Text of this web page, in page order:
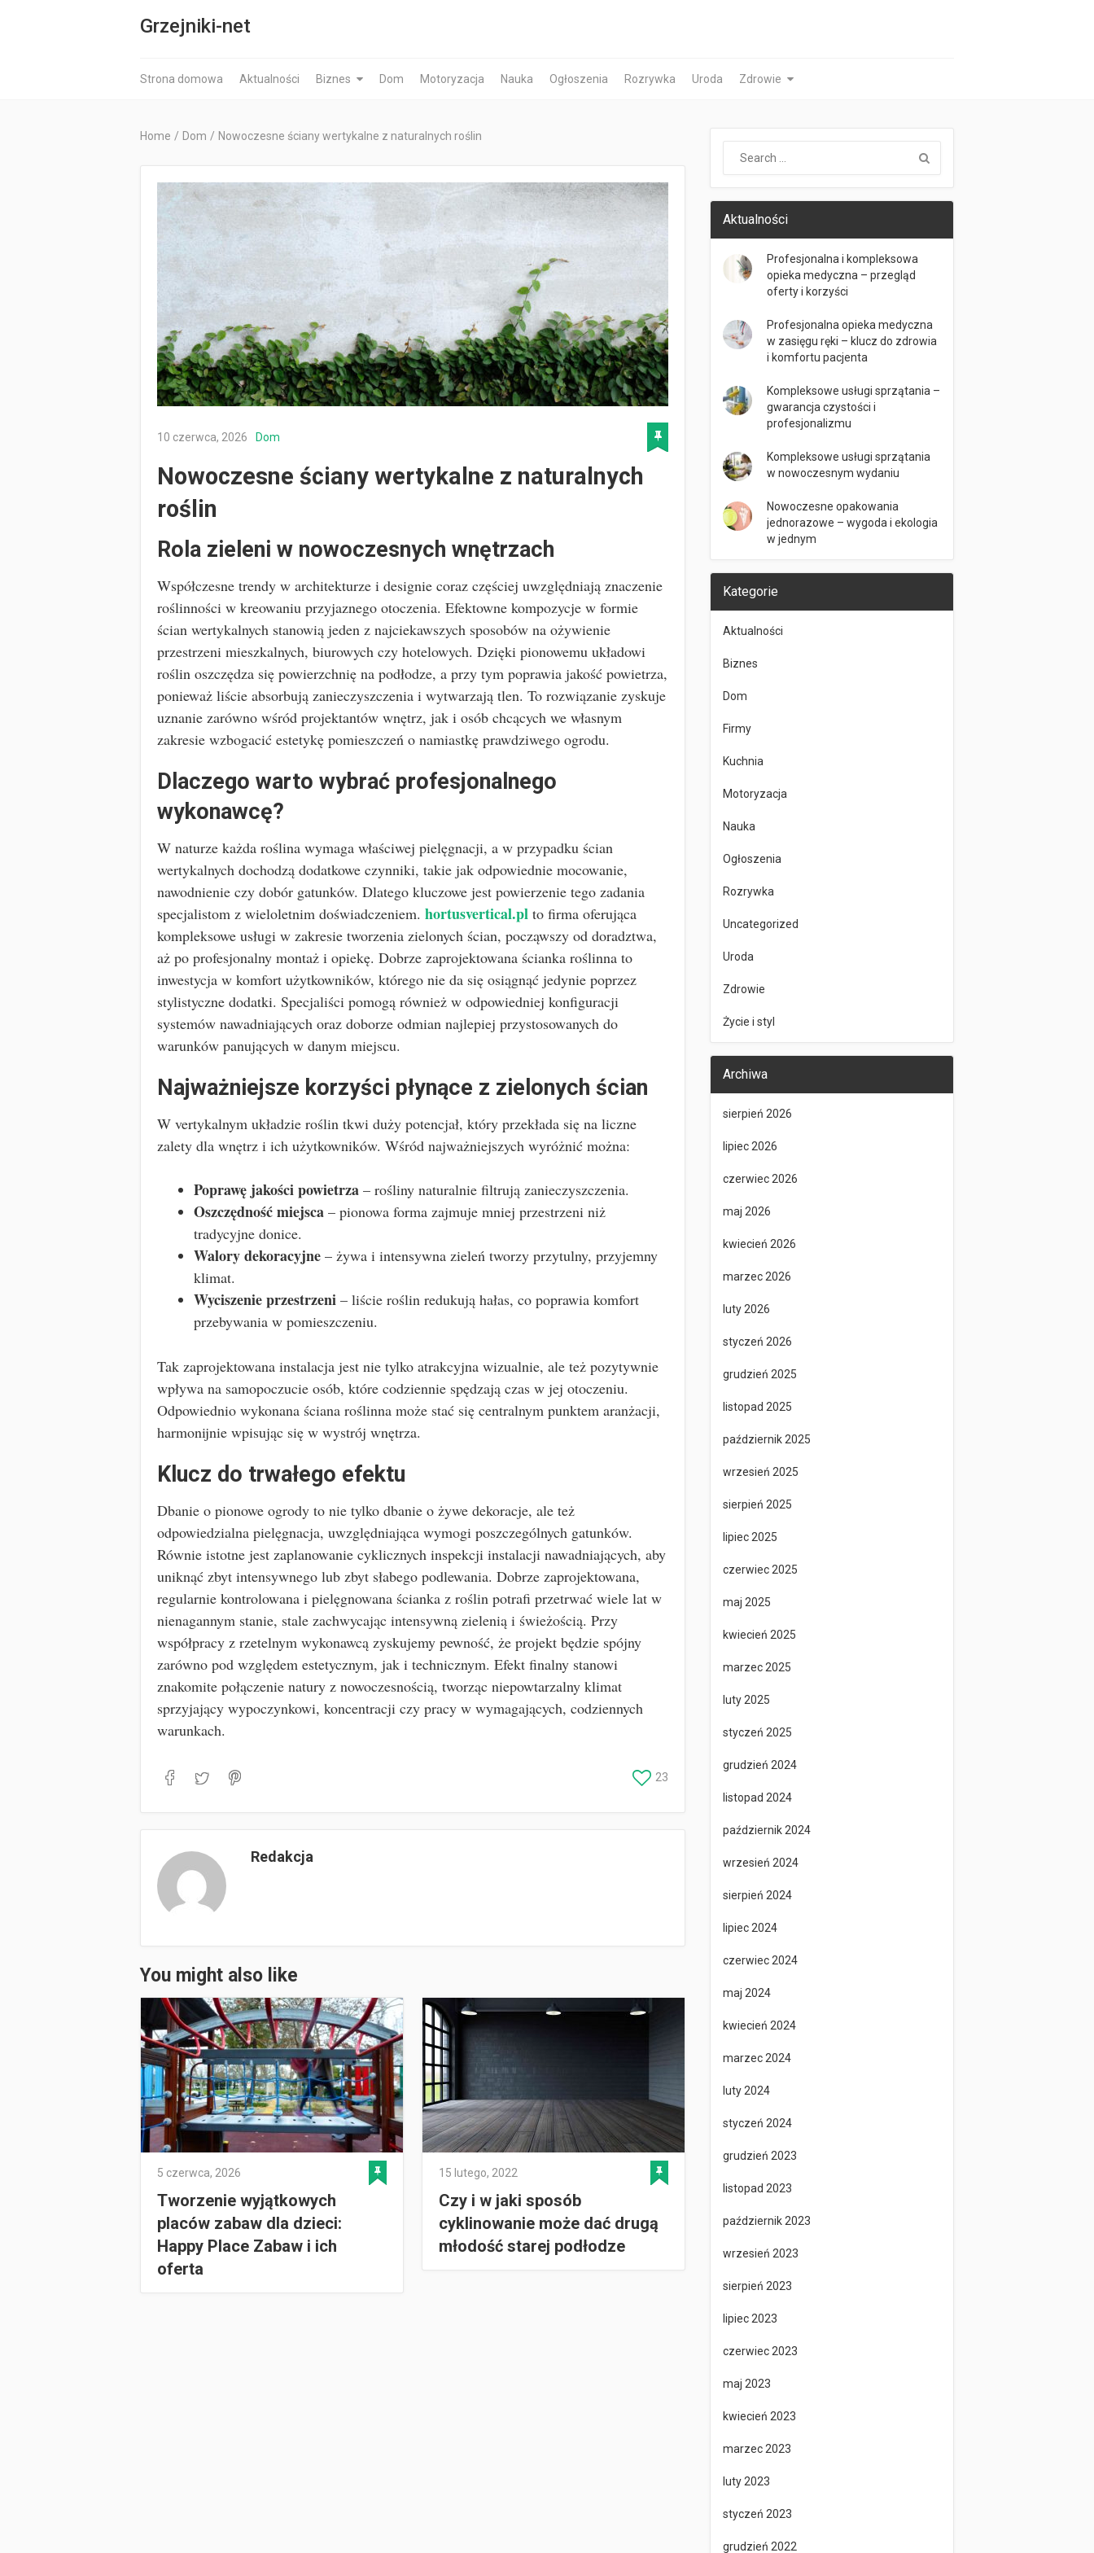
Grzejniki-net
Strona domowa Aktualności Biznes Dom Motoryzacja Nauka Ogłoszenia Rozrywka Uroda Zdrowie
Home / Dom / Nowoczesne ściany wertykalne z naturalnych roślin
10 czerwca, 2026 Dom
Nowoczesne ściany wertykalne z naturalnych
roślin
Rola zieleni w nowoczesnych wnętrzach
Współczesne trendy w architekturze i designie coraz częściej uwzględniają znaczenie
roślinności w kreowaniu przyjaznego otoczenia. Efektowne kompozycje w formie
ścian wertykalnych stanowią jeden z najciekawszych sposobów na ożywienie
przestrzeni mieszkalnych, biurowych czy hotelowych. Dzięki pionowemu układowi
roślin oszczędza się powierzchnię na podłodze, a przy tym poprawia jakość powietrza,
ponieważ liście absorbują zanieczyszczenia i wytwarzają tlen. To rozwiązanie zyskuje
uznanie zarówno wśród projektantów wnętrz, jak i osób chcących we własnym
zakresie wzbogacić estetykę pomieszczeń o namiastkę prawdziwego ogrodu.
Dlaczego warto wybrać profesjonalnego
wykonawcę?
W naturze każda roślina wymaga właściwej pielęgnacji, a w przypadku ścian
wertykalnych dochodzą dodatkowe czynniki, takie jak odpowiednie mocowanie,
nawodnienie czy dobór gatunków. Dlatego kluczowe jest powierzenie tego zadania
specjalistom z wieloletnim doświadczeniem. hortusvertical.pl to firma oferująca
kompleksowe usługi w zakresie tworzenia zielonych ścian, począwszy od doradztwa,
aż po profesjonalny montaż i opiekę. Dobrze zaprojektowana ścianka roślinna to
inwestycja w komfort użytkowników, którego nie da się osiągnąć jedynie poprzez
stylistyczne dodatki. Specjaliści pomogą również w odpowiedniej konfiguracji
systemów nawadniających oraz doborze odmian najlepiej przystosowanych do
warunków panujących w danym miejscu.
Najważniejsze korzyści płynące z zielonych ścian
W vertykalnym układzie roślin tkwi duży potencjał, który przekłada się na liczne
zalety dla wnętrz i ich użytkowników. Wśród najważniejszych wyróżnić można:
Poprawę jakości powietrza – rośliny naturalnie filtrują zanieczyszczenia.
Oszczędność miejsca – pionowa forma zajmuje mniej przestrzeni niż
tradycyjne donice.
Walory dekoracyjne – żywa i intensywna zieleń tworzy przytulny, przyjemny
klimat.
Wyciszenie przestrzeni – liście roślin redukują hałas, co poprawia komfort
przebywania w pomieszczeniu.
Tak zaprojektowana instalacja jest nie tylko atrakcyjna wizualnie, ale też pozytywnie
wpływa na samopoczucie osób, które codziennie spędzają czas w jej otoczeniu.
Odpowiednio wykonana ściana roślinna może stać się centralnym punktem aranżacji,
harmonijnie wpisując się w wystrój wnętrza.
Klucz do trwałego efektu
Dbanie o pionowe ogrody to nie tylko dbanie o żywe dekoracje, ale też
odpowiedzialna pielęgnacja, uwzględniająca wymogi poszczególnych gatunków.
Równie istotne jest zaplanowanie cyklicznych inspekcji instalacji nawadniających, aby
uniknąć zbyt intensywnego lub zbyt słabego podlewania. Dobrze zaprojektowana,
regularnie kontrolowana i pielęgnowana ścianka z roślin potrafi przetrwać wiele lat w
nienagannym stanie, stale zachwycając intensywną zielenią i świeżością. Przy
współpracy z rzetelnym wykonawcą zyskujemy pewność, że projekt będzie spójny
zarówno pod względem estetycznym, jak i technicznym. Efekt finalny stanowi
znakomite połączenie natury z nowoczesnością, tworząc niepowtarzalny klimat
sprzyjający wypoczynkowi, koncentracji czy pracy w wymagających, codziennych
warunkach.
23
Redakcja
You might also like
5 czerwca, 2026
Tworzenie wyjątkowych
placów zabaw dla dzieci:
Happy Place Zabaw i ich
oferta
15 lutego, 2022
Czy i w jaki sposób
cyklinowanie może dać drugą
młodość starej podłodze
Aktualności
Profesjonalna i kompleksowa
opieka medyczna – przegląd
oferty i korzyści
Profesjonalna opieka medyczna
w zasięgu ręki – klucz do zdrowia
i komfortu pacjenta
Kompleksowe usługi sprzątania –
gwarancja czystości i
profesjonalizmu
Kompleksowe usługi sprzątania
w nowoczesnym wydaniu
Nowoczesne opakowania
jednorazowe – wygoda i ekologia
w jednym
Kategorie
Aktualności
Biznes
Dom
Firmy
Kuchnia
Motoryzacja
Nauka
Ogłoszenia
Rozrywka
Uncategorized
Uroda
Zdrowie
Życie i styl
Archiwa
sierpień 2026
lipiec 2026
czerwiec 2026
maj 2026
kwiecień 2026
marzec 2026
luty 2026
styczeń 2026
grudzień 2025
listopad 2025
październik 2025
wrzesień 2025
sierpień 2025
lipiec 2025
czerwiec 2025
maj 2025
kwiecień 2025
marzec 2025
luty 2025
styczeń 2025
grudzień 2024
listopad 2024
październik 2024
wrzesień 2024
sierpień 2024
lipiec 2024
czerwiec 2024
maj 2024
kwiecień 2024
marzec 2024
luty 2024
styczeń 2024
grudzień 2023
listopad 2023
październik 2023
wrzesień 2023
sierpień 2023
lipiec 2023
czerwiec 2023
maj 2023
kwiecień 2023
marzec 2023
luty 2023
styczeń 2023
grudzień 2022